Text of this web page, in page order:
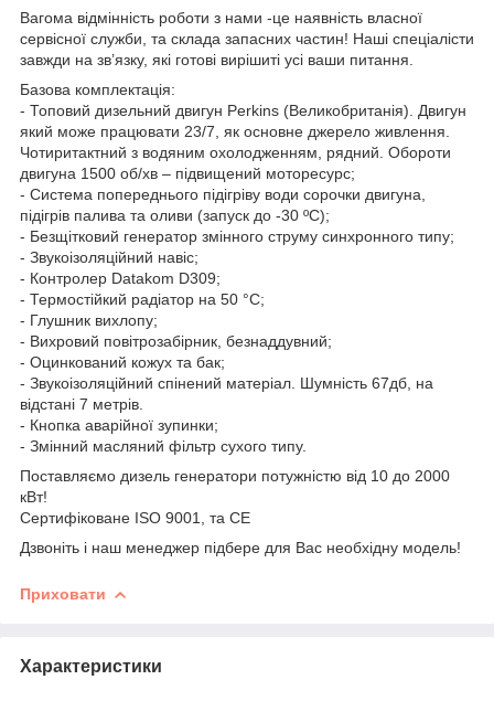
Вагома відмінність роботи з нами -це наявність власної
сервісної служби, та склада запасних частин! Наші спеціалісти
завжди на зв’язку, які готові вирішиті усі ваши питання.
Базова комплектація:
- Топовий дизельний двигун Perkins (Великобританія). Двигун
який може працювати 23/7, як основне джерело живлення.
Чотиритактний з водяним охолодженням, рядний. Обороти
двигуна 1500 об/хв – підвищений моторесурс;
- Система попереднього підігріву води сорочки двигуна,
підігрів палива та оливи (запуск до -30 ºС);
- Безщітковий генератор змінного струму синхронного типу;
- Звукоізоляційний навіс;
- Контролер Datakom D309;
- Термостійкий радіатор на 50 °C;
- Глушник вихлопу;
- Вихровий повітрозабірник, безнаддувний;
- Оцинкований кожух та бак;
- Звукоізоляційний спінений матеріал. Шумність 67дб, на
відстані 7 метрів.
- Кнопка аварійної зупинки;
- Змінний масляний фільтр сухого типу.
Поставляємо дизель генератори потужністю від 10 до 2000
кВт!
Сертифіковане ISO 9001, та CE
Дзвоніть і наш менеджер підбере для Вас необхідну модель!
Приховати
Характеристики